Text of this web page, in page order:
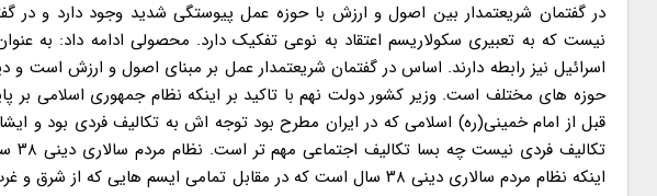
در گفتمان شریعتمدار بین اصول و ارزش با حوزه عمل پیوستگی شدید وجود دارد و در
نیست که به تعبیری سکولاریسم اعتقاد به نوعی تفکیک دارد. محصولی ادامه داد: به
اسرائیل نیز رابطه دارند. اساس در گفتمان شریعتمدار عمل بر مبنای اصول و ارزش است و
حوزه های مختلف است. وزیر کشور دولت نهم با تاکید بر اینکه نظام جمهوری اسلامی بر
قبل از امام خمینی(ره) اسلامی که در ایران مطرح بود توجه اش به تکالیف فردی بود و ایشان
اینکه نظام مردم سالاری دینی ۳۸ سال است که در مقابل تمامی ایسم